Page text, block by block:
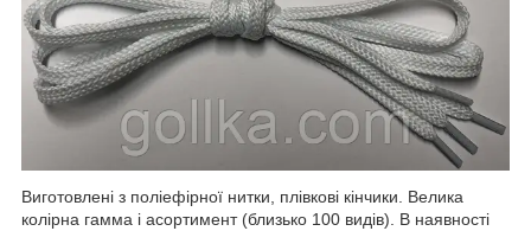
Виготовлені з поліефірної нитки, плівкові кінчики. Велика
колірна гамма і асортимент (близько 100 видів). В наявності